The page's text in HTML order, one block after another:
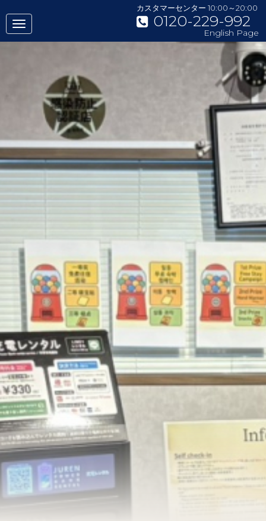
カスタマーセンター 10:00～20:00
0120-229-992
English Page